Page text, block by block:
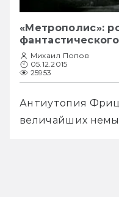
«Метрополис»:
Михаил Попов
05.12.2015
25953
Антиутопия
величайших